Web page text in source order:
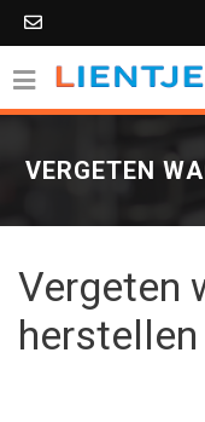
VERGETEN
Vergeten
herstellen